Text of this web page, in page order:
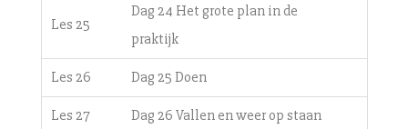
Les 25
Dag 24 Het grote plan in de
praktijk
Les 26 Dag 25 Doen
Les 27 Dag 26 Vallen en weer op staan